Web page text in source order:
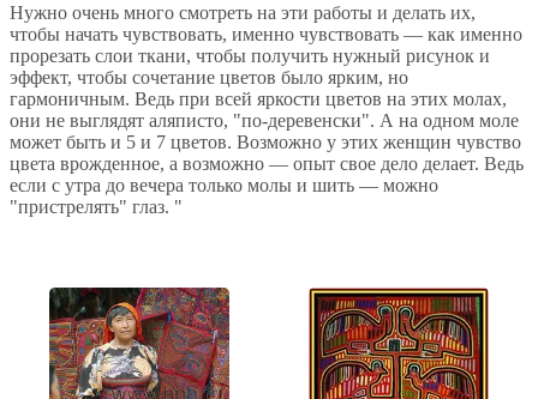
Нужно очень много смотреть на эти работы и делать их,
чтобы начать чувствовать, именно чувствовать — как именно
прорезать слои ткани, чтобы получить нужный рисунок и
эффект, чтобы сочетание цветов было ярким, но
гармоничным. Ведь при всей яркости цветов на этих молах,
они не выглядят аляписто, "по-деревенски". А на одном моле
может быть и 5 и 7 цветов. Возможно у этих женщин чувство
цвета врожденное, а возможно — опыт свое дело делает. Ведь
если с утра до вечера только молы и шить — можно
"пристрелять" глаз. "